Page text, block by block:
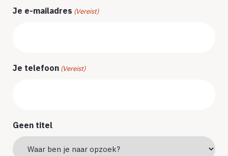
Je e-mailadres (Vereist)
Je telefoon (Vereist)
Geen titel